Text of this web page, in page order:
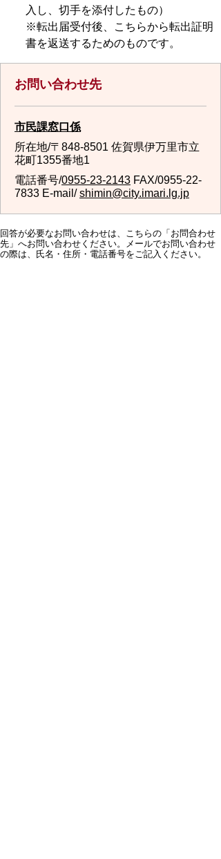
入し、切手を添付したもの）
※転出届受付後、こちらから転出証明
書を返送するためのものです。
お問い合わせ先
市民課窓口係
所在地/〒848-8501 佐賀県伊万里市立
花町1355番地1
電話番号/0955-23-2143 FAX/0955-22-
7833 E-mail/shimin@city.imari.lg.jp
回答が必要なお問い合わせは、こちらの「お問合わせ
先」へお問い合わせください。メールでお問い合わせ
の際は、氏名・住所・電話番号をご記入ください。